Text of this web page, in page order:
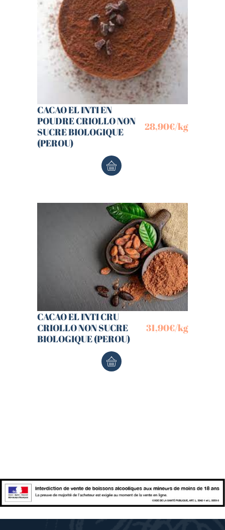
CACAO EL INTI EN
POUDRE CRIOLLO NON
SUCRE BIOLOGIQUE
(PEROU)
28,90€/kg
CACAO EL INTI CRU
CRIOLLO NON SUCRE
BIOLOGIQUE (PEROU)
31,90€/kg